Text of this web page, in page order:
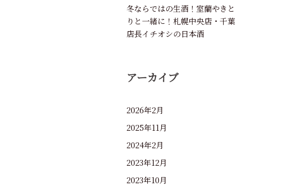
冬ならではの生酒！室蘭やきと
りと一緒に！札幌中央店・千葉
店長イチオシの日本酒
アーカイブ
2026年2月
2025年11月
2024年2月
2023年12月
2023年10月